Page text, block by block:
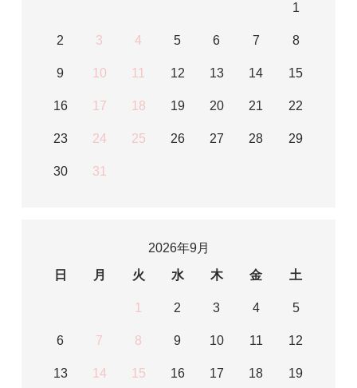
1
2 3 4 5 6 7 8
9 10 11 12 13 14 15
16 17 18 19 20 21 22
23 24 25 26 27 28 29
30 31
2026年9月
日
月 火 水 木 金 土
1 2 3 4 5
6 7 8 9 10 11 12
13 14 15 16 17 18 19